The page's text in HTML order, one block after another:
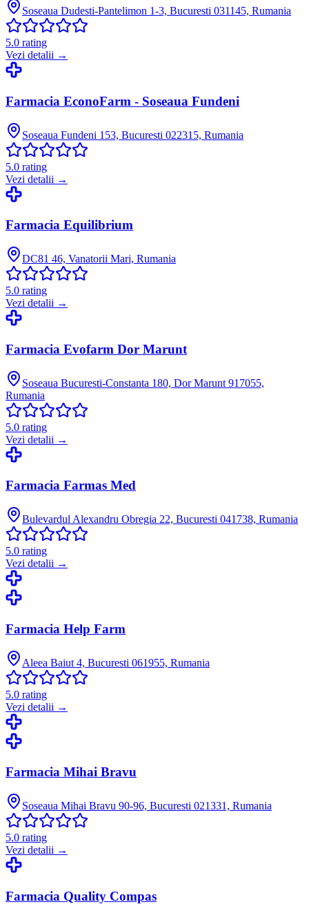
Soseaua Dudesti-Pantelimon 1-3, Bucuresti 031145, Rumania
5.0 rating
Vezi detalii →
Farmacia EconoFarm - Soseaua Fundeni
Soseaua Fundeni 153, Bucuresti 022315, Rumania
5.0 rating
Vezi detalii →
Farmacia Equilibrium
DC81 46, Vanatorii Mari, Rumania
5.0 rating
Vezi detalii →
Farmacia Evofarm Dor Marunt
Soseaua Bucuresti-Constanta 180, Dor Marunt 917055,
Rumania
5.0 rating
Vezi detalii →
Farmacia Farmas Med
Bulevardul Alexandru Obregia 22, Bucuresti 041738, Rumania
5.0 rating
Vezi detalii →
Farmacia Help Farm
Aleea Baiut 4, Bucuresti 061955, Rumania
5.0 rating
Vezi detalii →
Farmacia Mihai Bravu
Soseaua Mihai Bravu 90-96, Bucuresti 021331, Rumania
5.0 rating
Vezi detalii →
Farmacia Quality Compas